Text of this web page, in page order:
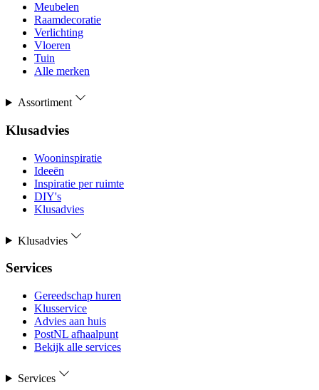
Meubelen
Raamdecoratie
Verlichting
Vloeren
Tuin
Alle merken
Assortiment
Klusadvies
Wooninspiratie
Ideeën
Inspiratie per ruimte
DIY's
Klusadvies
Klusadvies
Services
Gereedschap huren
Klusservice
Advies aan huis
PostNL afhaalpunt
Bekijk alle services
Services